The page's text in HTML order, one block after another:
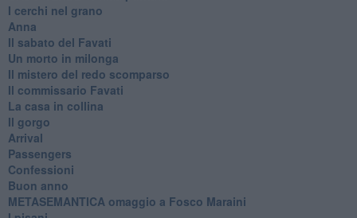
I cerchi nel grano
Anna
Il sabato del Favati
Un morto in milonga
Il mistero del redo scomparso
Il commissario Favati
La casa in collina
Il gorgo
Arrival
Passengers
Confessioni
Buon anno
METASEMANTICA omaggio a Fosco Maraini